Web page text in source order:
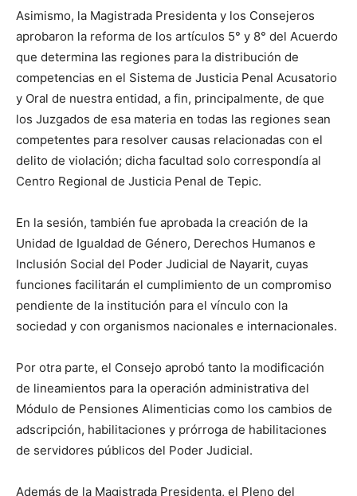
Asimismo, la Magistrada Presidenta y los Consejeros
aprobaron la reforma de los artículos 5° y 8° del Acuerdo
que determina las regiones para la distribución de
competencias en el Sistema de Justicia Penal Acusatorio
y Oral de nuestra entidad, a fin, principalmente, de que
los Juzgados de esa materia en todas las regiones sean
competentes para resolver causas relacionadas con el
delito de violación; dicha facultad solo correspondía al
Centro Regional de Justicia Penal de Tepic.
En la sesión, también fue aprobada la creación de la
Unidad de Igualdad de Género, Derechos Humanos e
Inclusión Social del Poder Judicial de Nayarit, cuyas
funciones facilitarán el cumplimiento de un compromiso
pendiente de la institución para el vínculo con la
sociedad y con organismos nacionales e internacionales.
Por otra parte, el Consejo aprobó tanto la modificación
de lineamientos para la operación administrativa del
Módulo de Pensiones Alimenticias como los cambios de
adscripción, habilitaciones y prórroga de habilitaciones
de servidores públicos del Poder Judicial.
Además de la Magistrada Presidenta, el Pleno del